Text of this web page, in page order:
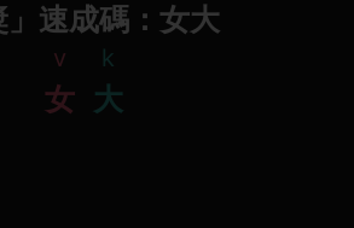
」速成碼：女大
v
女
k
大